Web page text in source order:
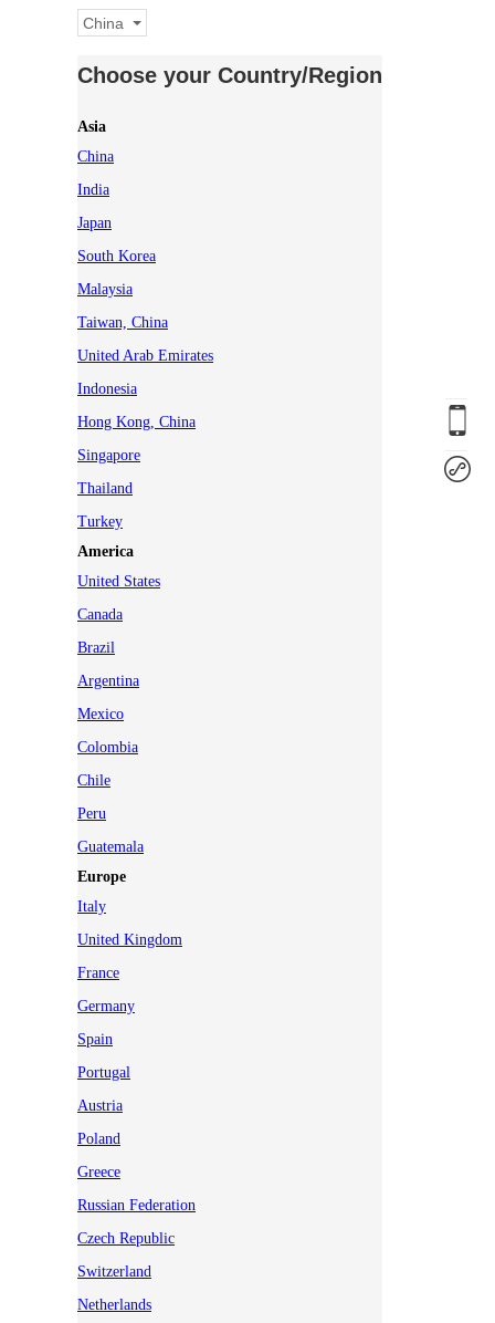
China
Choose your Country/Region
Asia
China
India
Japan
South Korea
Malaysia
Taiwan, China
United Arab Emirates
Indonesia
Hong Kong, China
Singapore
Thailand
Turkey
America
United States
Canada
Brazil
Argentina
Mexico
Colombia
Chile
Peru
Guatemala
Europe
Italy
United Kingdom
France
Germany
Spain
Portugal
Austria
Poland
Greece
Russian Federation
Czech Republic
Switzerland
Netherlands